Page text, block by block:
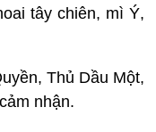
tây chiên, mì Ý,
Thủ Dầu Một,
nhận.